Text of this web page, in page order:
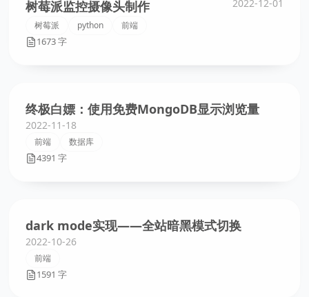
树莓派监控摄像头制作 2022-12-01
树莓派 python 前端
1673 字
终极白嫖：使用免费MongoDB显示浏览量
2022-11-18
前端 数据库
4391 字
dark mode实现——全站暗黑模式切换
2022-10-26
前端
1591 字